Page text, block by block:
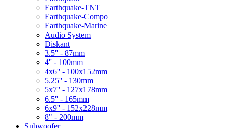
Earthquake-TNT
Earthquake-Compo
Earthquake-Marine
Audio System
Diskant
3.5'' - 87mm
4'' - 100mm
4x6'' - 100x152mm
5.25'' - 130mm
5x7'' - 127x178mm
6.5'' - 165mm
6x9'' - 152x228mm
8" - 200mm
Subwoofer